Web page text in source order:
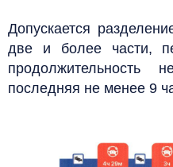
Допускается
две и более части,
последняя не менее 9